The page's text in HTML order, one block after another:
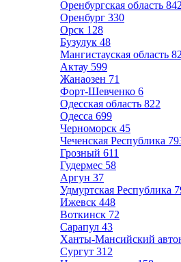
Оренбургская область 842
Оренбург 330
Орск 128
Бузулук 48
Мангистауская область
Актау 599
Жанаозен 71
Форт-Шевченко 6
Одесская область 822
Одесса 699
Черноморск 45
Чеченская Республика
Грозный 611
Гудермес 58
Аргун 37
Удмуртская Республика
Ижевск 448
Воткинск 72
Сарапул 43
Ханты-Мансийский
Сургут 312